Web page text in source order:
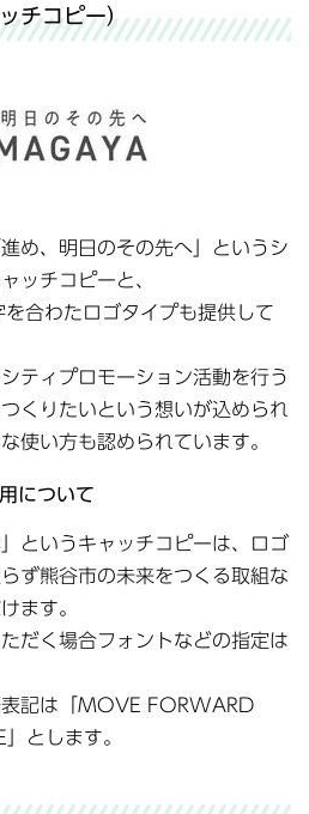
チコピー）
め、明日のその先へ」というシ
ッチコピーと、
合わたロゴタイプも提供して
ティプロモーション活動を行う
くりたいという想いが込められ
使い方も認められています。
について
というキャッチコピーは、ロゴ
ず熊谷市の未来をつくる取組な
ます。
だく場合フォントなどの指定は
表記は「MOVE FORWARD
とします。